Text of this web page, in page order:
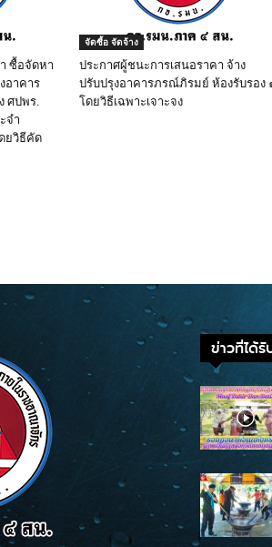
ซื้อจัดหา
อาคาร
ศปพร.
จำ
ยวิธีคัด
จัดซื้อ จัดจ้าง
ประกาศผู้ชนะการเสนอราคา จ้าง
ปรับปรุงอาคารภรณ์ภิรมย์ ห้องรับรอง
โดยวิธีเฉพาะเจาะจง
ข่าวที่ได้รั